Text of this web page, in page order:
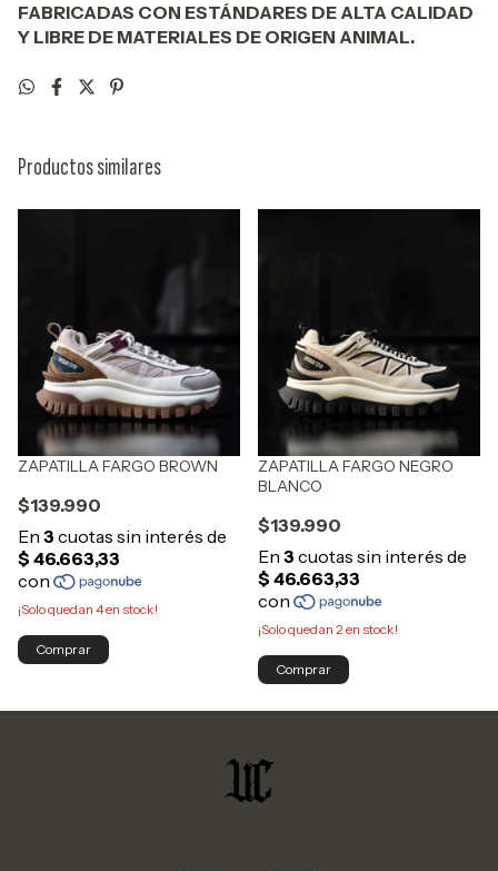
FABRICADAS CON ESTÁNDARES DE ALTA CALIDAD
Y LIBRE DE MATERIALES DE ORIGEN ANIMAL.
Productos similares
ZAPATILLA FARGO BROWN
$139.990
¡Solo quedan 4en stock!
Comprar
ZAPATILLA FARGO NEGRO
BLANCO
$139.990
¡Solo quedan 2en stock!
Comprar